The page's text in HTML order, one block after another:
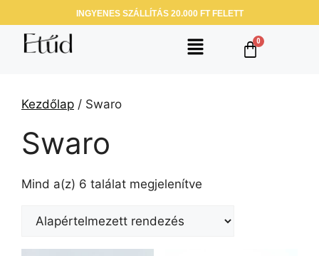
INGYENES SZÁLLÍTÁS 20.000 FT FELETT
Kezdőlap / Swaro
Swaro
Mind a(z) 6 találat megjelenítve